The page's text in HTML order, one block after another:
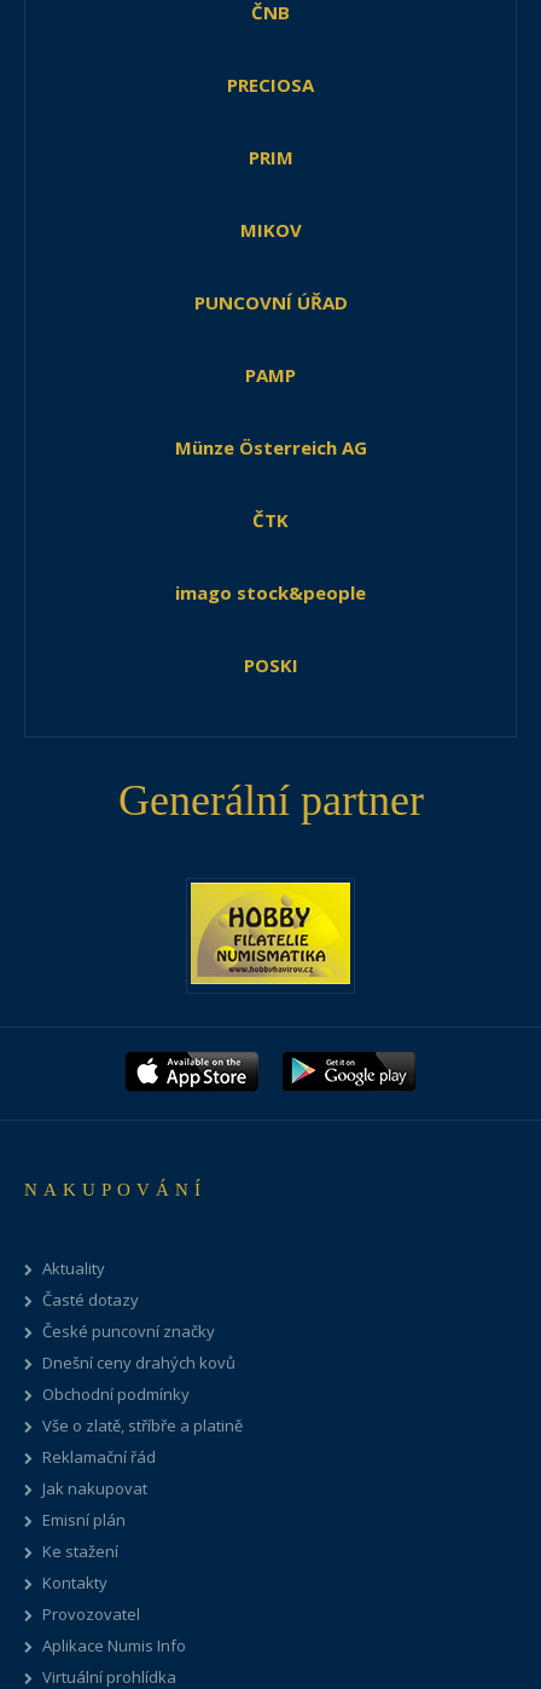
ČNB
PRECIOSA
PRIM
MIKOV
PUNCOVNÍ ÚŘAD
PAMP
Münze Österreich AG
ČTK
imago stock&people
POSKI
Generální partner
NAKUPOVÁNÍ
Aktuality
Časté dotazy
České puncovní značky
Dnešní ceny drahých kovů
Obchodní podmínky
Vše o zlatě, stříbře a platině
Reklamační řád
Jak nakupovat
Emisní plán
Ke stažení
Kontakty
Provozovatel
Aplikace Numis Info
Virtuální prohlídka